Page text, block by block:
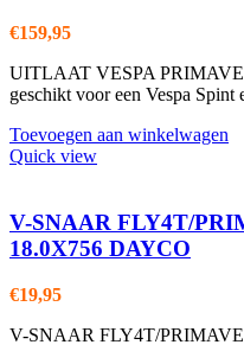
€159,95
UITLAAT VESPA
geschikt voor een Vespa Spint
Toevoegen aan winkelwagen
Quick view
V-SNAAR FLY4T/
18.0X756 DAYCO
€19,95
V-SNAAR FLY4T/